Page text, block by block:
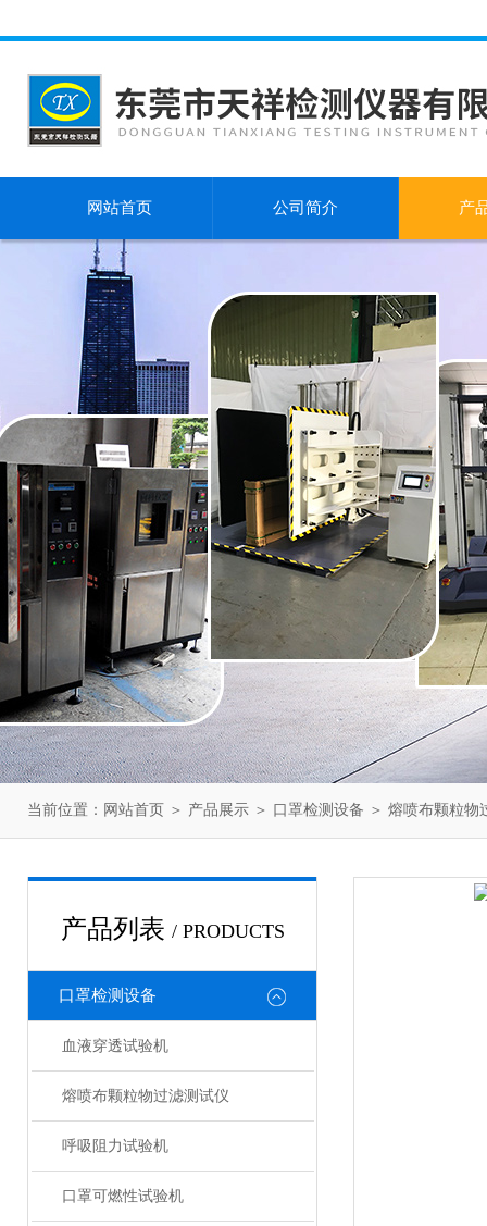
网站首页 公司简介 产
当前位置： 网站首页 ＞ 产品展示 ＞ 口罩检测设备 ＞ 熔喷布颗粒物
产品列表 / PRODUCTS
口罩检测设备
血液穿透试验机
熔喷布颗粒物过滤测试仪
呼吸阻力试验机
口罩可燃性试验机